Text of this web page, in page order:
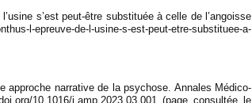
s’est peut-être substituée à celle de l’angoisse
l-epreuve-de-l-usine-s-est-peut-etre-substituee-a-
approche narrative de la psychose. Annales Médico-
10.1016/j.amp.2023.03.001 (page consultée le